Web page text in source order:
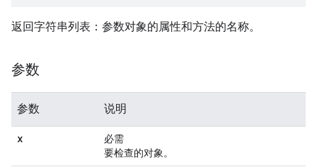
返回字符串列表：参数对象的属性和方法的名称。
参数
参数 说明
x
必需
要检查的对象。